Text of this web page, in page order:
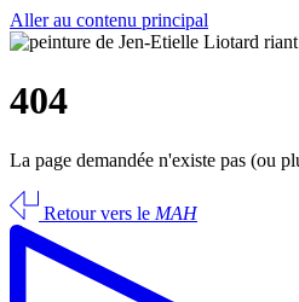
Aller au contenu principal
404
La page demandée n'existe pas (ou
Retour vers le MAH